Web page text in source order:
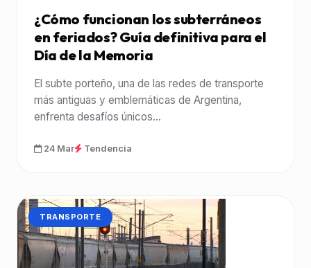
¿Cómo funcionan los subterráneos
en feriados? Guía definitiva para el
Día de la Memoria
El subte porteño, una de las redes de transporte
más antiguas y emblemáticas de Argentina,
enfrenta desafíos únicos...
24 Mar Tendencia
CATEGORÍA:
TRANSPORTE